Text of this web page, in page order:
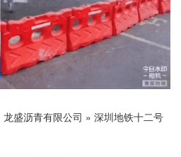
龙盛沥青有限公司 » 深圳地铁十二号